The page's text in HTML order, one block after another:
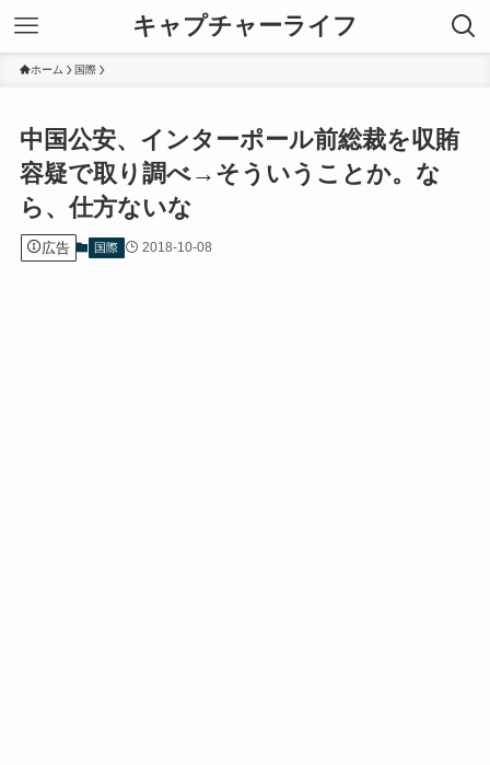
キャプチャーライフ
ホーム 国際
中国公安、インターポール前総裁を収賄
容疑で取り調べ→そういうことか。な
ら、仕方ないな
広告 国際 2018-10-08